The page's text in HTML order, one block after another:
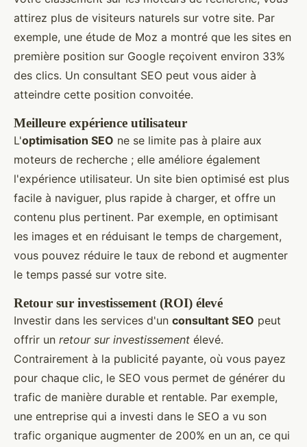
attirez plus de visiteurs naturels sur votre site. Par
exemple, une étude de Moz a montré que les sites en
première position sur Google reçoivent environ 33%
des clics. Un consultant SEO peut vous aider à
atteindre cette position convoitée.
Meilleure expérience utilisateur
L'optimisation SEO ne se limite pas à plaire aux
moteurs de recherche ; elle améliore également
l'expérience utilisateur. Un site bien optimisé est plus
facile à naviguer, plus rapide à charger, et offre un
contenu plus pertinent. Par exemple, en optimisant
les images et en réduisant le temps de chargement,
vous pouvez réduire le taux de rebond et augmenter
le temps passé sur votre site.
Retour sur investissement (ROI) élevé
Investir dans les services d'un consultant SEO peut
offrir un retour sur investissement élevé.
Contrairement à la publicité payante, où vous payez
pour chaque clic, le SEO vous permet de générer du
trafic de manière durable et rentable. Par exemple,
une entreprise qui a investi dans le SEO a vu son
trafic organique augmenter de 200% en un an, ce qui